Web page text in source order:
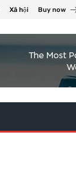
Xã hội Buy now